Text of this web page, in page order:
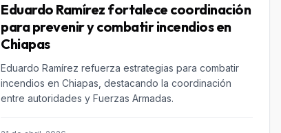
Eduardo Ramírez fortalece coordinación
para prevenir y combatir incendios en
Chiapas
Eduardo Ramírez refuerza estrategias para combatir
incendios en Chiapas, destacando la coordinación
entre autoridades y Fuerzas Armadas.